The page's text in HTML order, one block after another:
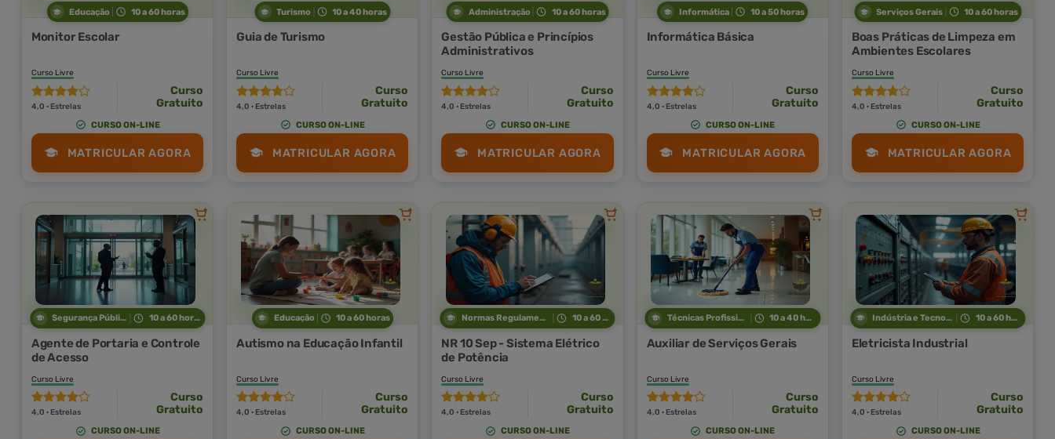
Educação 10 a 60 horas
Monitor Escolar
Curso Livre
4,0 · Estrelas
Curso
Gratuito
CURSO ON-LINE
MATRICULAR AGORA
Turismo 10 a 40 horas
Guia de Turismo
Curso Livre
4,0 · Estrelas
Curso
Gratuito
CURSO ON-LINE
MATRICULAR AGORA
Administração 10 a 60 horas
Gestão Pública e Princípios
Administrativos
Curso Livre
4,0 · Estrelas
Curso
Gratuito
CURSO ON-LINE
MATRICULAR AGORA
Informática 10 a 50 horas
Informática Básica
Curso Livre
4,0 · Estrelas
Curso
Gratuito
CURSO ON-LINE
MATRICULAR AGORA
Serviços Gerais 10 a 60 horas
Boas Práticas de Limpeza em
Ambientes Escolares
Curso Livre
4,0 · Estrelas
Curso
Gratuito
CURSO ON-LINE
MATRICULAR AGORA
Segurança Pública 10 a 60 horas
Agente de Portaria e Controle
de Acesso
Curso Livre
4,0 · Estrelas
Curso
Gratuito
CURSO ON-LINE
Educação 10 a 60 horas
Autismo na Educação Infantil
Curso Livre
4,0 · Estrelas
Curso
Gratuito
CURSO ON-LINE
Normas Regulamentadoras 10 a 60 horas
NR 10 Sep - Sistema Elétrico
de Potência
Curso Livre
4,0 · Estrelas
Curso
Gratuito
CURSO ON-LINE
Técnicas Profissionais 10 a 40 horas
Auxiliar de Serviços Gerais
Curso Livre
4,0 · Estrelas
Curso
Gratuito
CURSO ON-LINE
Indústria e Tecnologia 10 a 60 horas
Eletricista Industrial
Curso Livre
4,0 · Estrelas
Curso
Gratuito
CURSO ON-LINE